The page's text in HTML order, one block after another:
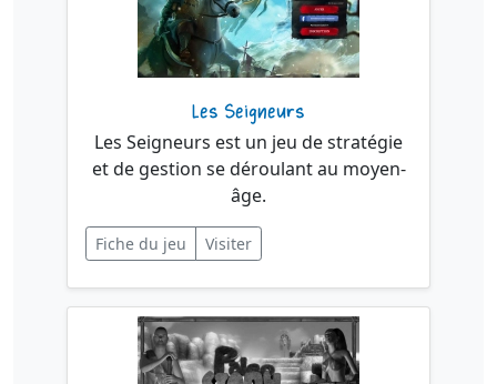
Les Seigneurs
Les Seigneurs est un jeu de stratégie
et de gestion se déroulant au moyen-
âge.
Fiche du jeu Visiter